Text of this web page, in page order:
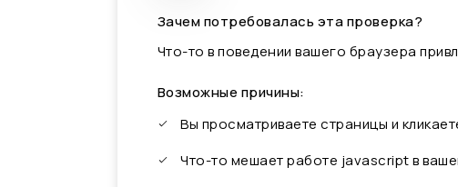
Зачем потребовалась эта проверка?
Что-то в поведении вашего браузера
Возможные причины:
Вы просматриваете страницы и
Что-то мешает работе javascript в